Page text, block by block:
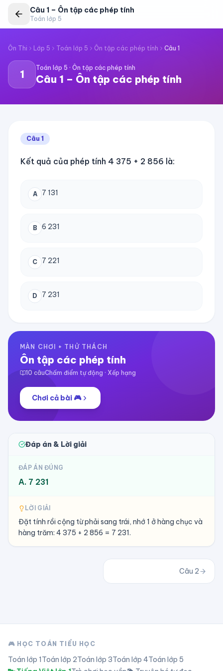
Câu 1 – Ôn tập các phép tính
Toán lớp 5
Ôn Thi Lớp 5 Toán lớp 5 Ôn tập các phép tính Câu 1
1
Toán lớp 5 · Ôn tập các phép tính
Câu 1 – Ôn tập các phép tính
Câu 1
Kết quả của phép tính 4 375 + 2 856 là:
A 7 131
B 6 231
C 7 221
D 7 231
MÀN CHƠI + THỬ THÁCH
Ôn tập các phép tính
10 câuChấm điểm tự động · Xếp hạng
Chơi cả bài 🎮
Đáp án & Lời giải
ĐÁP ÁN ĐÚNG
A. 7 231
LỜI GIẢI
Đặt tính rồi cộng từ phải sang trái, nhớ 1 ở hàng chục và
hàng trăm: 4 375 + 2 856 = 7 231.
Câu 2
🎮 HỌC TOÁN TIỂU HỌC
Toán lớp 1Toán lớp 2Toán lớp 3Toán lớp 4Toán lớp 5